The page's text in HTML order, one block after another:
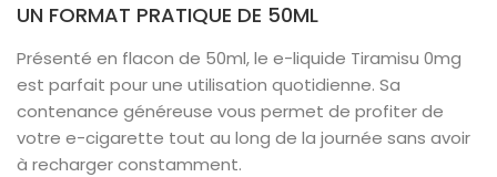
UN FORMAT PRATIQUE DE 50ML
Présenté en flacon de 50ml, le e-liquide Tiramisu 0mg
est parfait pour une utilisation quotidienne. Sa
contenance généreuse vous permet de profiter de
votre e-cigarette tout au long de la journée sans avoir
à recharger constamment.